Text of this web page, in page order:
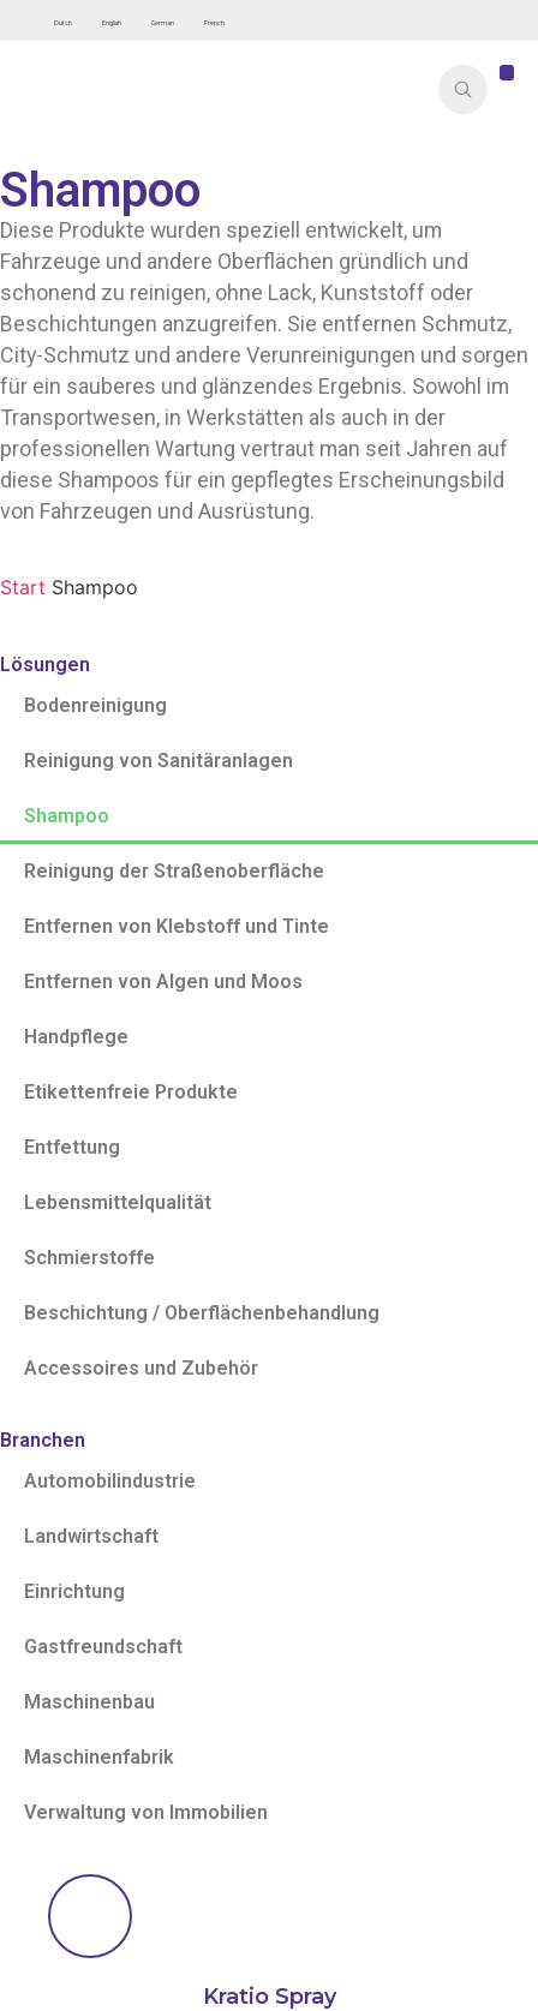
Dutch English German French
Shampoo
Diese Produkte wurden speziell entwickelt, um
Fahrzeuge und andere Oberflächen gründlich und
schonend zu reinigen, ohne Lack, Kunststoff oder
Beschichtungen anzugreifen. Sie entfernen Schmutz,
City-Schmutz und andere Verunreinigungen und sorgen
für ein sauberes und glänzendes Ergebnis. Sowohl im
Transportwesen, in Werkstätten als auch in der
professionellen Wartung vertraut man seit Jahren auf
diese Shampoos für ein gepflegtes Erscheinungsbild
von Fahrzeugen und Ausrüstung.
Start Shampoo
Lösungen
Bodenreinigung
Reinigung von Sanitäranlagen
Shampoo
Reinigung der Straßenoberfläche
Entfernen von Klebstoff und Tinte
Entfernen von Algen und Moos
Handpflege
Etikettenfreie Produkte
Entfettung
Lebensmittelqualität
Schmierstoffe
Beschichtung / Oberflächenbehandlung
Accessoires und Zubehör
Branchen
Automobilindustrie
Landwirtschaft
Einrichtung
Gastfreundschaft
Maschinenbau
Maschinenfabrik
Verwaltung von Immobilien
Kratio Spray